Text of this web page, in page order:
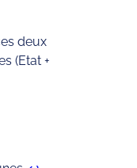
deux
(Etat +